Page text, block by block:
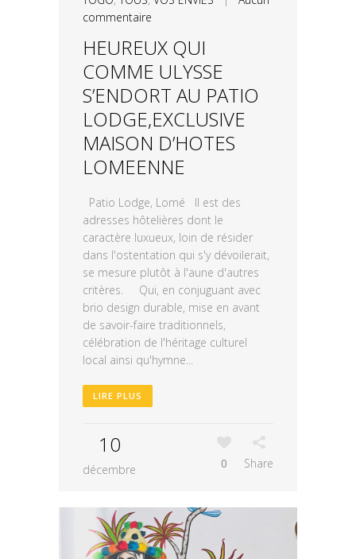
commentaire
HEUREUX QUI
COMME ULYSSE
S’ENDORT AU PATIO
LODGE,EXCLUSIVE
MAISON D’HOTES
LOMEENNE
Patio Lodge, Lomé Il est des
adresses hôtelières dont le
caractère luxueux, loin de résider
dans l'ostentation qui s'y dévoilerait,
se mesure plutôt à l'aune d'autres
critères. Qui, en conjuguant avec
brio design durable, mise en avant
de savoir-faire traditionnels,
célébration de l'héritage culturel
local ainsi qu'hymne...
LIRE PLUS
10
décembre 0 Share